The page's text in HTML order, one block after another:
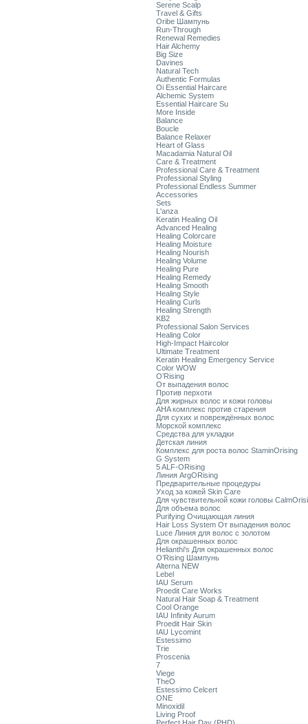
Serene Scalp
Travel & Gifts
Oribe Шампунь
Run-Through
Renewal Remedies
Hair Alchemy
Big Size
Davines
Natural Tech
Authentic Formulas
Oi Essential Haircare
Alchemic System
Essential Haircare Su
More Inside
Balance
Boucle
Balance Relaxer
Heart of Glass
Macadamia Natural Oil
Care & Treatment
Professional Care & Treatment
Professional Styling
Professional Endless Summer
Accessories
Sets
L'anza
Keratin Healing Oil
Advanced Healing
Healing Colorcare
Healing Moisture
Healing Nourish
Healing Volume
Healing Pure
Healing Remedy
Healing Smooth
Healing Style
Healing Curls
Healing Strength
KB2
Professional Salon Services
Healing Color
High-Impact Haircolor
Ultimate Treatment
Keratin Healing Emergency Service
Color WOW
O’Rising
От выпадения волос
Против перхоти
Для жирных волос и кожи головы
AHA комплекс против старения
Для сухих и повреждённых волос
Морской комплекс
Средства для укладки
Детская линия
Комплекс для роста волос StaminOrising
G System
5 ALF-ORising
Линия ArgORising
Предварительные процедуры
Уход за кожей Skin Care
Для чувствительной кожи головы
Для объема волос
Purifying Очищающая линия
Hair Loss System От выпадения волос
Luce Линия для волос с золотом
Для окрашенных волос
Helianthi's Для окрашенных волос
O’Rising Шампунь
Alterna NEW
Lebel
IAU Serum
Proedit Care Works
Natural Hair Soap & Treatment
Cool Orange
IAU Infinity Aurum
Proedit Hair Skin
IAU Lycomint
Estessimo
Trie
Proscenia
7
Viege
TheO
Estessimo Celcert
ONE
Minoxidil
Living Proof